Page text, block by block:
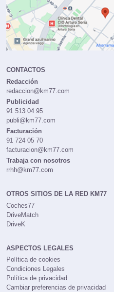
CONTACTOS
Redacción
redaccion@km77.com
Publicidad
91 513 04 95
publi@km77.com
Facturación
91 724 05 70
facturacion@km77.com
Trabaja con nosotros
rrhh@km77.com
OTROS SITIOS DE LA RED KM77
Coches77
DriveMatch
DriveK
ASPECTOS LEGALES
Política de cookies
Condiciones Legales
Política de privacidad
Cambiar preferencias de privacidad